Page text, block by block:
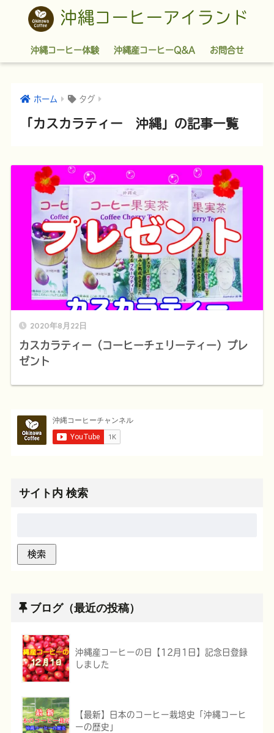
沖縄コーヒーアイランド
沖縄コーヒー体験 沖縄産コーヒーQ&A お問合せ
ホーム タグ
「カスカラティー 沖縄」の記事一覧
2020年8月22日
カスカラティー（コーヒーチェリーティー）プレ
ゼント
サイト内 検索
ブログ（最近の投稿）
沖縄産コーヒーの日【12月1日】記念日登録
しました
【最新】日本のコーヒー栽培史「沖縄コーヒ
ーの歴史」